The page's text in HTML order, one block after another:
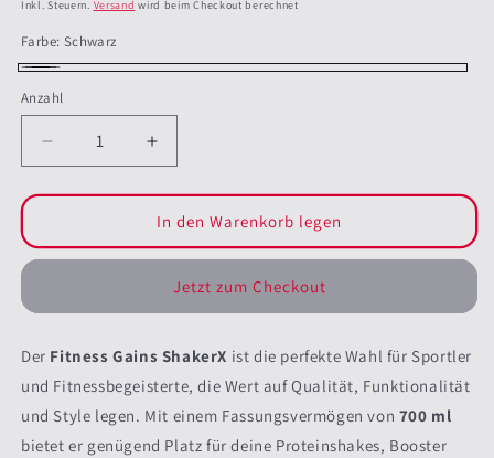
Inkl. Steuern. Versand wird beim Checkout berechnet
Farbe: Schwarz
Anzahl
Anzahl
Verringere
die
Menge
Fitness
Gains
Erhöhe
die
Menge
für
Fitness
Gains
ShakerX
In den Warenkorb legen
Jetzt zum Checkout
Der Fitness Gains ShakerX ist die perfekte Wahl für Sportler
und Fitnessbegeisterte, die Wert auf Qualität, Funktionalität
und Style legen. Mit einem Fassungsvermögen von 700 ml
bietet er genügend Platz für deine Proteinshakes, Booster